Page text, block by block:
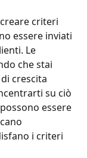
criteri
essere inviati
Le
che stai
crescita
su ciò
essere
i criteri